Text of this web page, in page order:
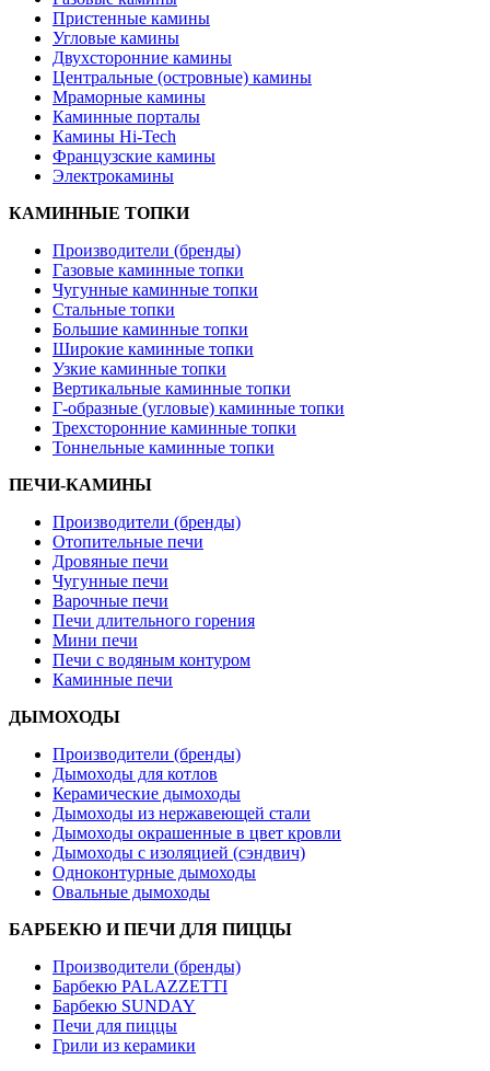
Пристенные камины
Угловые камины
Двухсторонние камины
Центральные (островные) камины
Мраморные камины
Каминные порталы
Камины Hi-Tech
Французские камины
Электрокамины
КАМИННЫЕ ТОПКИ
Производители (бренды)
Газовые каминные топки
Чугунные каминные топки
Стальные топки
Большие каминные топки
Широкие каминные топки
Узкие каминные топки
Вертикальные каминные топки
Г-образные (угловые) каминные топки
Трехсторонние каминные топки
Тоннельные каминные топки
ПЕЧИ-КАМИНЫ
Производители (бренды)
Отопительные печи
Дровяные печи
Чугунные печи
Варочные печи
Печи длительного горения
Мини печи
Печи с водяным контуром
Каминные печи
ДЫМОХОДЫ
Производители (бренды)
Дымоходы для котлов
Керамические дымоходы
Дымоходы из нержавеющей стали
Дымоходы окрашенные в цвет кровли
Дымоходы с изоляцией (сэндвич)
Одноконтурные дымоходы
Овальные дымоходы
БАРБЕКЮ И ПЕЧИ ДЛЯ ПИЦЦЫ
Производители (бренды)
Барбекю PALAZZETTI
Барбекю SUNDAY
Печи для пиццы
Грили из керамики